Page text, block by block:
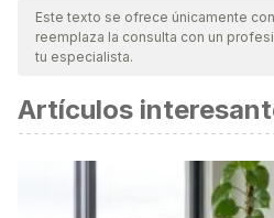
Este texto se ofrece únicamente
reemplaza la consulta con un
tu especialista.
Artículos